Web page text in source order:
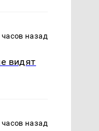
часов назад
видят
часов назад